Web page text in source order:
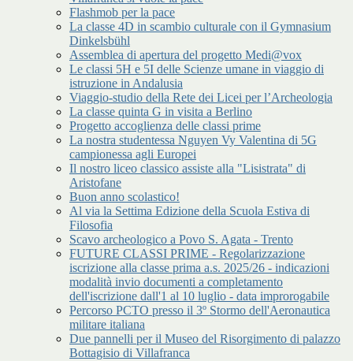
Flashmob per la pace
La classe 4D in scambio culturale con il Gymnasium
Dinkelsbühl
Assemblea di apertura del progetto Medi@vox
Le classi 5H e 5I delle Scienze umane in viaggio di
istruzione in Andalusia
Viaggio-studio della Rete dei Licei per l’Archeologia
La classe quinta G in visita a Berlino
Progetto accoglienza delle classi prime
La nostra studentessa Nguyen Vy Valentina di 5G
campionessa agli Europei
Il nostro liceo classico assiste alla "Lisistrata" di
Aristofane
Buon anno scolastico!
Al via la Settima Edizione della Scuola Estiva di
Filosofia
Scavo archeologico a Povo S. Agata - Trento
FUTURE CLASSI PRIME - Regolarizzazione
iscrizione alla classe prima a.s. 2025/26 - indicazioni
modalità invio documenti a completamento
dell'iscrizione dall'1 al 10 luglio - data improrogabile
Percorso PCTO presso il 3º Stormo dell'Aeronautica
militare italiana
Due pannelli per il Museo del Risorgimento di palazzo
Bottagisio di Villafranca